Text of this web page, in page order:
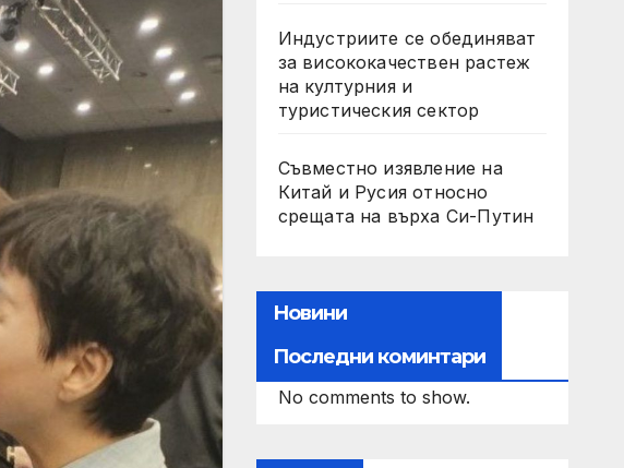
Индустриите се обединяват
за висококачествен растеж
на културния и
туристическия сектор
Съвместно изявление на
Китай и Русия относно
срещата на върха Си-Путин
Новини
Последни коминтари
No comments to show.